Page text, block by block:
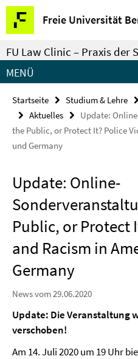
Springe
direkt
zu
Inhalt
Freie Universität
Service-
Navigation
FU Law Clinic – Praxis der
MENÜ
Startseite Studium & Lehre
Aktuelles
Update:
the Public, or Protect It? Police
und Germany
Update: Online-
Public, or Protect
and Racism in
Germany
News vom 29.06.2020
Update: Die Veranstaltung
verschoben!
Am 14. Juli 2020 um 19 Uhr